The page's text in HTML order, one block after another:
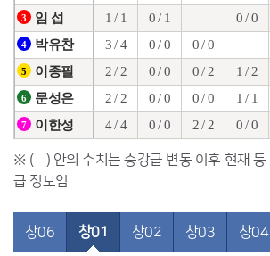
3 임 섭 1 / 1 0 / 1 0 / 0
4 박유찬 3 / 4 0 / 0 0 / 0
5 이종필 2 / 2 0 / 0 0 / 2 1 / 2
6 문성은 2 / 2 0 / 0 0 / 0 1 / 1
7 이한성 4 / 4 0 / 0 2 / 2 0 / 0
※ ( ) 안의 수치는 승강급 변동 이후 현재 등
급 정보임.
창06 창01 창02 창03 창04